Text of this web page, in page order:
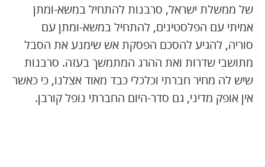
של ממשלת ישראל, סרבנות להתחיל במשא-ומתן
אמיתי עם הפלסטינים, להתחיל במשא-ומתן עם
סוריה, להגיע להסכם הפסקת אש שימנע את הסבל
מתושבי שדרות ואת ההרג המתמשך בעזה. סרבנות
שיש לה מחיר חברתי וכלכלי כבד מאוד אצלנו, כי כאשר
אין אופק מדיני, גם סדר-היום החברתי נופל קורבן.